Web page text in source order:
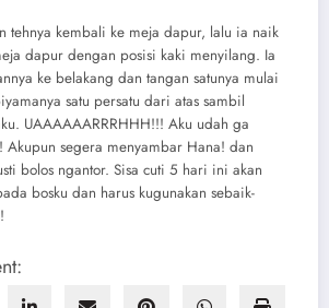
tehnya kembali ke meja dapur, lalu ia naik
dapur dengan posisi kaki menyilang. Ia
ke belakang dan tangan satunya mulai
satu persatu dari atas sambil
UAAAAAARRRHHH!!! Aku udah ga
Akupun segera menyambar Hana! dan
bolos ngantor. Sisa cuti 5 hari ini akan
bosku dan harus kugunakan sebaik-